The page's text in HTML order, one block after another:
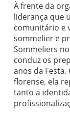
À frente da
liderança que
comunitário e
sommelier e
Sommeliers
conduz os
anos da
florense, ela
tanto a